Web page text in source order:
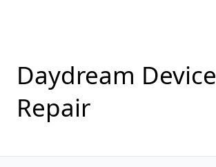
Daydream Device
Repair